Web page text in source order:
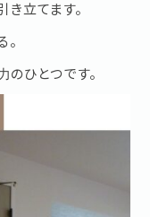
立てます。
ひとつです。